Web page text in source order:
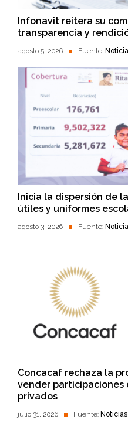
Infonavit reitera su
transparencia y
agosto 5, 2026 Fuente:
Inicia la dispersión de
útiles y uniformes
agosto 3, 2026 Fuente:
Concacaf rechaza la
vender participaciones
privados
julio 31, 2026 Fuente: